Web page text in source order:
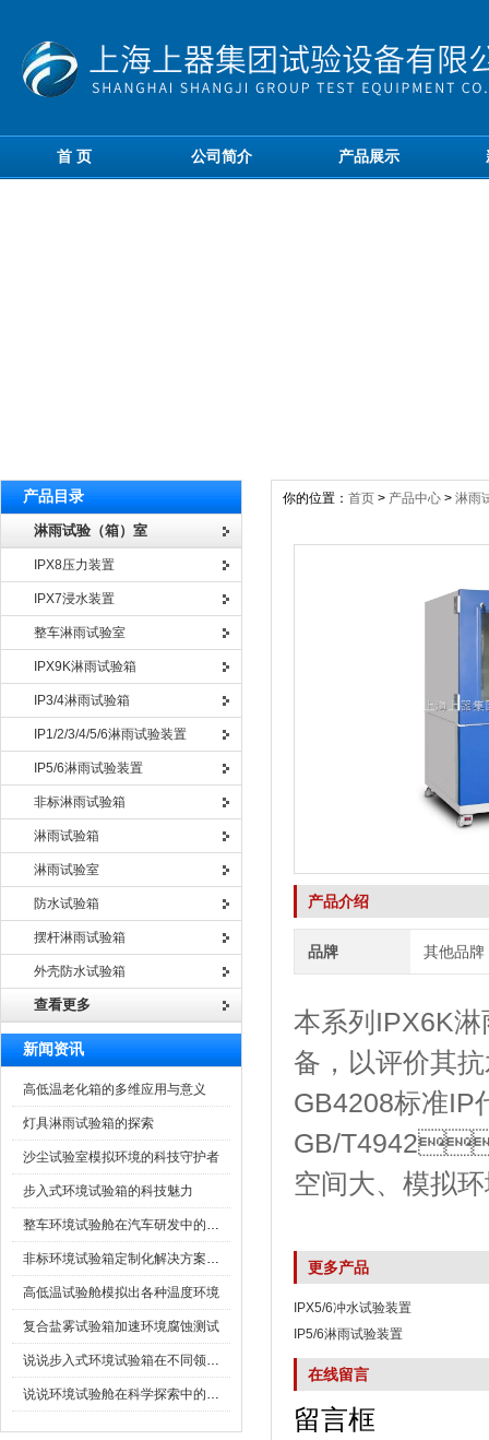
首 页 公司简介 产品展示
产品目录
淋雨试验（箱）室
IPX8压力装置
IPX7浸水装置
整车淋雨试验室
IPX9K淋雨试验箱
IP3/4淋雨试验箱
IP1/2/3/4/5/6淋雨试验装置
IP5/6淋雨试验装置
非标淋雨试验箱
淋雨试验箱
淋雨试验室
防水试验箱
摆杆淋雨试验箱
外壳防水试验箱
查看更多
新闻资讯
高低温老化箱的多维应用与意义
灯具淋雨试验箱的探索
沙尘试验室模拟环境的科技守护者
步入式环境试验箱的科技魅力
整车环境试验舱在汽车研发中的作用
非标环境试验箱定制化解决方案在可靠性测试中的重要性
高低温试验舱模拟出各种温度环境
复合盐雾试验箱加速环境腐蚀测试
说说步入式环境试验箱在不同领域的应用
说说环境试验舱在科学探索中的作用
你的位置： 首页 > 产品中心 > 淋雨
产品介绍
品牌 其他品牌
本系列IPX6K淋
备，以评价
GB4208标准IP
GB/
空间大、模拟环
更多产品
IPX5/6冲水试验装置
IP5/6淋雨试验装置
在线留言
留言框